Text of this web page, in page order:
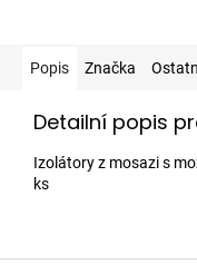
Popis Značka
Detailní popis
Izolátory z mosazi s
ks